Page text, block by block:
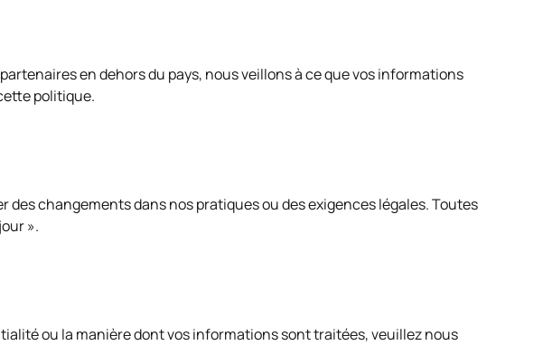
en dehors du pays, nous veillons à ce que vos informations
politique.
changements dans nos pratiques ou des exigences légales. Toutes
».
ou la manière dont vos informations sont traitées, veuillez nous